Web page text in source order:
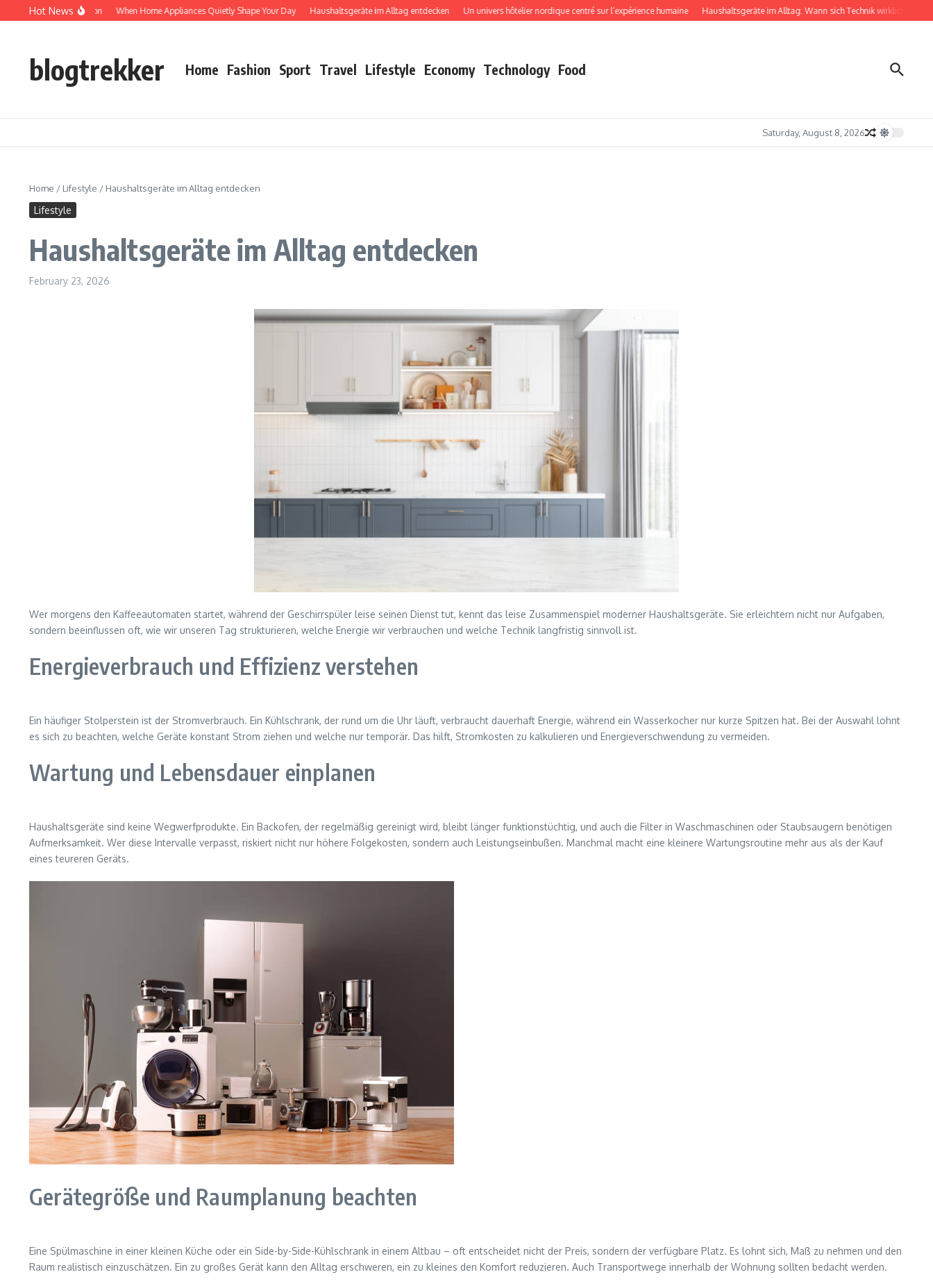
Skip to content
Hot News
Verification When Home Appliances Quietly Shape Your Day Haushaltsgeräte im Alltag entdecken Un univers hôtelier nordique centré sur l’expérience humaine Haushaltsgeräte im Alltag: Wann sich Technik wirklich bemerkbar
blogtrekker Home Fashion Sport Travel Lifestyle Economy Technology Food
Saturday, August 8, 2026
Home / Lifestyle / Haushaltsgeräte im Alltag entdecken
Lifestyle
Haushaltsgeräte im Alltag entdecken
February 23, 2026
Wer morgens den Kaffeeautomaten startet, während der Geschirrspüler leise seinen Dienst tut, kennt das leise Zusammenspiel moderner Haushaltsgeräte. Sie erleichtern nicht nur Aufgaben,
sondern beeinflussen oft, wie wir unseren Tag strukturieren, welche Energie wir verbrauchen und welche Technik langfristig sinnvoll ist.
Energieverbrauch und Effizienz verstehen
Ein häufiger Stolperstein ist der Stromverbrauch. Ein Kühlschrank, der rund um die Uhr läuft, verbraucht dauerhaft Energie, während ein Wasserkocher nur kurze Spitzen hat. Bei der Auswahl lohnt
es sich zu beachten, welche Geräte konstant Strom ziehen und welche nur temporär. Das hilft, Stromkosten zu kalkulieren und Energieverschwendung zu vermeiden.
Wartung und Lebensdauer einplanen
Haushaltsgeräte sind keine Wegwerfprodukte. Ein Backofen, der regelmäßig gereinigt wird, bleibt länger funktionstüchtig, und auch die Filter in Waschmaschinen oder Staubsaugern benötigen
Aufmerksamkeit. Wer diese Intervalle verpasst, riskiert nicht nur höhere Folgekosten, sondern auch Leistungseinbußen. Manchmal macht eine kleinere Wartungsroutine mehr aus als der Kauf
eines teureren Geräts.
Gerätegröße und Raumplanung beachten
Eine Spülmaschine in einer kleinen Küche oder ein Side-by-Side-Kühlschrank in einem Altbau – oft entscheidet nicht der Preis, sondern der verfügbare Platz. Es lohnt sich, Maß zu nehmen und den
Raum realistisch einzuschätzen. Ein zu großes Gerät kann den Alltag erschweren, ein zu kleines den Komfort reduzieren. Auch Transportwege innerhalb der Wohnung sollten bedacht werden.